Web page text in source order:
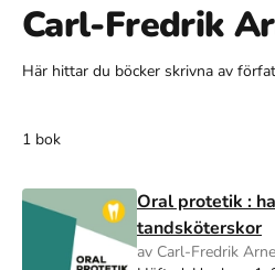
Carl-Fredrik
Här hittar du böcker skrivna av
1 bok
Oral protetik :
tandsköterskor
av Carl-Fredrik